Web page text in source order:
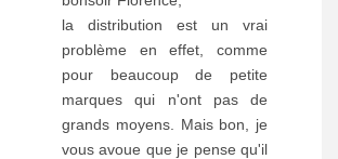
la distribution est un vrai
problème en effet, comme
pour beaucoup de petite
marques qui n'ont pas de
grands moyens. Mais bon, je
vous avoue que je pense qu'il